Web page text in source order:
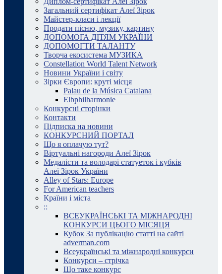
Загальний сертифікат Алеї Зірок
Майстер-класи і лекції
Продати пісню, музику, картину
ДОПОМОГА ДІТЯМ УКРАЇНИ
ДОПОМОГТИ ТАЛАНТУ
Творча екосистема МУЗИКА
Constellation World Talent Network
Новини України і світу
Зірки Європи: круті місця
Palau de la Música Catalana
Elbphilharmonie
Конкурсні сторінки
Контакти
Підписка на новини
КОНКУРСНИЙ ПОРТАЛ
Що я оплачую тут?
Віртуальні нагороди Алеї Зірок
Медалісти та володарі статуеток і кубків
Алеї Зірок України
Alley of Stars: Europe
For American teachers
Країни і міста
::
ВСЕУКРАЇНСЬКІ ТА МІЖНАРОДНІ
КОНКУРСИ ЦЬОГО МІСЯЦЯ
Кубок За публікацію статті на сайті
adverman.com
Всеукраїнські та міжнародні конкурси
Конкурси – стрічка
Що таке конкурс